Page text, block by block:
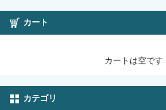
カート
カートは空です
カテゴリ